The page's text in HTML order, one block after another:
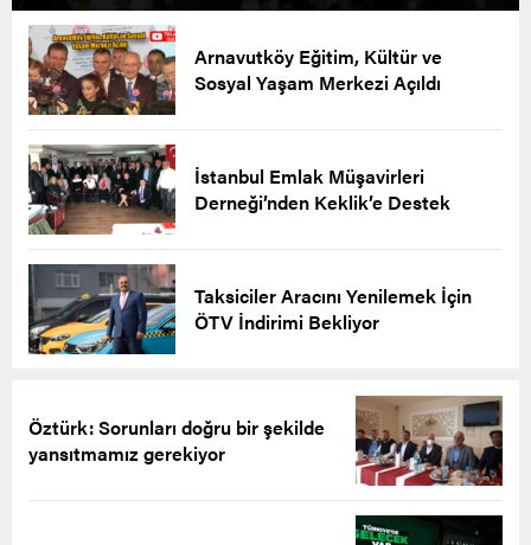
Arnavutköy Eğitim, Kültür ve
Sosyal Yaşam Merkezi Açıldı
İstanbul Emlak Müşavirleri
Derneği’nden Keklik’e Destek
Taksiciler Aracını Yenilemek İçin
ÖTV İndirimi Bekliyor
Öztürk: Sorunları doğru bir şekilde
yansıtmamız gerekiyor